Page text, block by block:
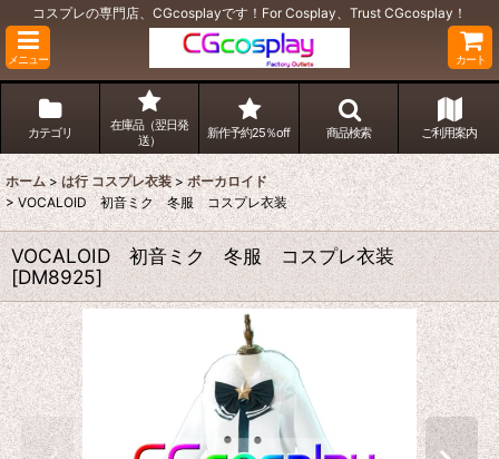
コスプレの専門店、CGcosplayです！For Cosplay、Trust CGcosplay！
メニュー カート
カテゴリ
在庫品（翌日発
送）
新作予約25％off 商品検索 ご利用案内
ホーム > は行 コスプレ衣装 > ボーカロイド
> VOCALOID 初音ミク 冬服 コスプレ衣装
VOCALOID 初音ミク 冬服 コスプレ衣装
[DM8925]